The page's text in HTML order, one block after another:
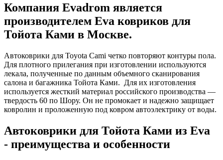
Компания Evadrom является
производителем Eva ковриков для
Тойота Ками в Москве.
Автоковрики для Toyota Cami четко повторяют контуры пола.
Для плотного прилегания при изготовлении используются
лекала, полученные по данным объемного сканирования
салона и багажника Тойота Ками. Для их изготовления
используется жесткий материал российского производства —
твердость 60 по Шору. Он не промокает и надежно защищает
ковролин и проложенную под ковром автоэлектрику от воды.
Автоковрики для Тойота Ками из Eva
- преимущества и особенности